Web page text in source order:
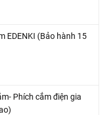
EDENKI (Bảo hành 15
Phích cắm điện gia